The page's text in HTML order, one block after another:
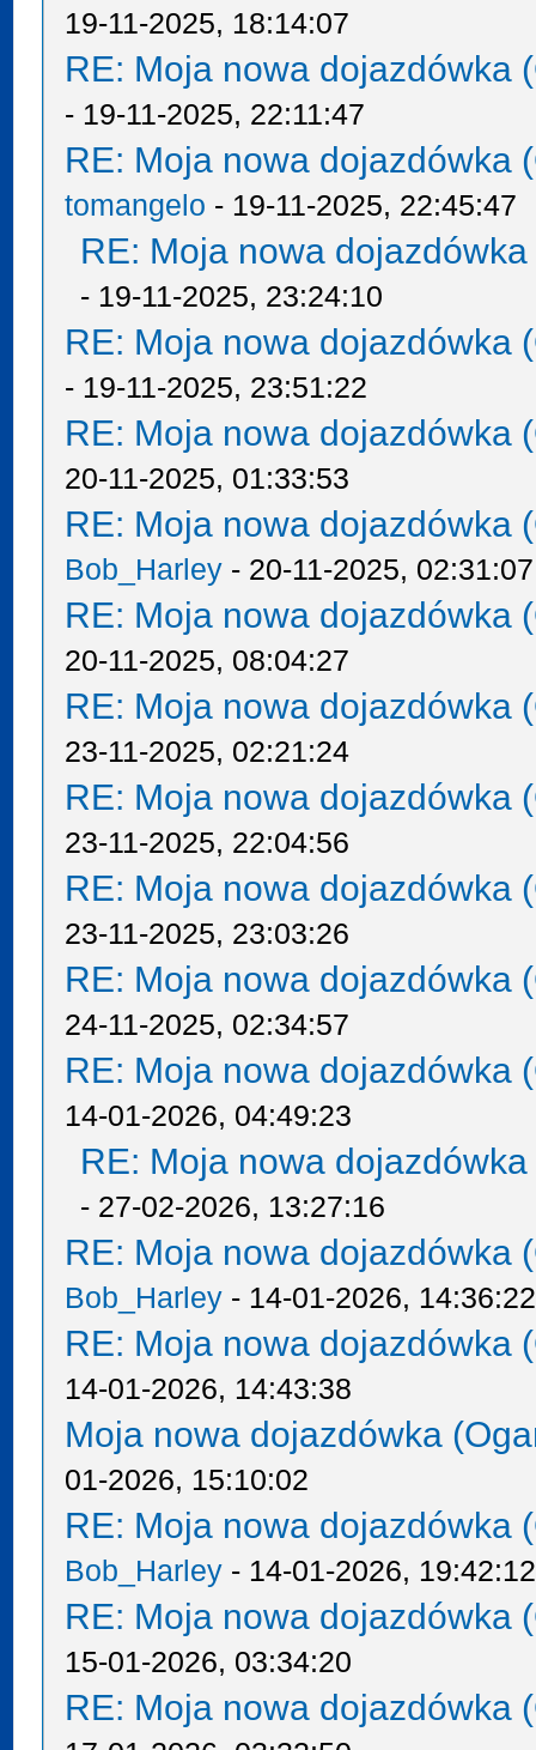
19-11-2025, 18:14:07
RE: Moja nowa dojazdówka
- 19-11-2025, 22:11:47
RE: Moja nowa dojazdówka
tomangelo - 19-11-2025, 22:45:47
RE: Moja nowa
- 19-11-2025, 23:24:10
RE: Moja nowa dojazdówka
- 19-11-2025, 23:51:22
RE: Moja nowa dojazdówka
20-11-2025, 01:33:53
RE: Moja nowa dojazdówka
Bob_Harley - 20-11-2025, 02:31:07
RE: Moja nowa dojazdówka
20-11-2025, 08:04:27
RE: Moja nowa dojazdówka
23-11-2025, 02:21:24
RE: Moja nowa dojazdówka
23-11-2025, 22:04:56
RE: Moja nowa dojazdówka
23-11-2025, 23:03:26
RE: Moja nowa dojazdówka
24-11-2025, 02:34:57
RE: Moja nowa dojazdówka
14-01-2026, 04:49:23
RE: Moja nowa
- 27-02-2026, 13:27:16
RE: Moja nowa dojazdówka
Bob_Harley - 14-01-2026, 14:36:22
RE: Moja nowa dojazdówka
14-01-2026, 14:43:38
Moja nowa dojazdówka
01-2026, 15:10:02
RE: Moja nowa dojazdówka
Bob_Harley - 14-01-2026, 19:42:12
RE: Moja nowa dojazdówka
15-01-2026, 03:34:20
RE: Moja nowa dojazdówka